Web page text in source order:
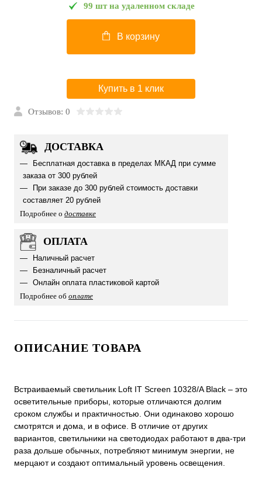
99 шт на удаленном складе
В корзину
Купить в 1 клик
Отзывов: 0
ДОСТАВКА
Бесплатная доставка в пределах МКАД при сумме
заказа от 300 рублей
При заказе до 300 рублей стоимость доставки
составляет 20 рублей
Подробнее о доставке
ОПЛАТА
Наличный расчет
Безналичный расчет
Онлайн оплата пластиковой картой
Подробнее об оплате
ОПИСАНИЕ ТОВАРА
Встраиваемый светильник Loft IT Screen 10328/A Black ‒ это
осветительные приборы, которые отличаются долгим
сроком службы и практичностью. Они одинаково хорошо
смотрятся и дома, и в офисе. В отличие от других
вариантов, светильники на светодиодах работают в два-три
раза дольше обычных, потребляют минимум энергии, не
мерцают и создают оптимальный уровень освещения.